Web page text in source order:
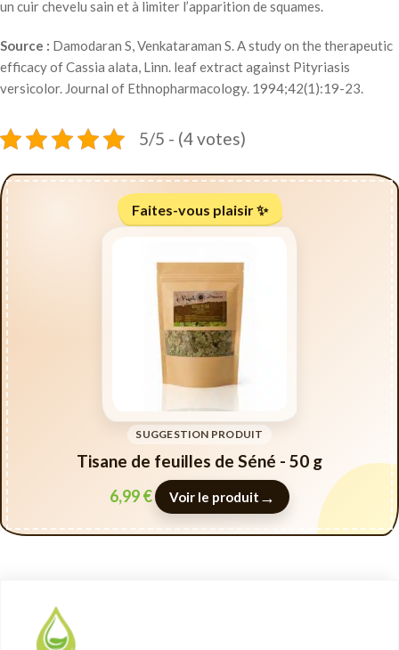
un cuir chevelu sain et à limiter l’apparition de squames.
Source : Damodaran S, Venkataraman S. A study on the therapeutic
efficacy of Cassia alata, Linn. leaf extract against Pityriasis
versicolor. Journal of Ethnopharmacology. 1994;42(1):19-23.
5/5 - (4 votes)
Faites-vous plaisir ✨
SUGGESTION PRODUIT
Tisane de feuilles de Séné - 50 g
6,99€ Voir le produit →